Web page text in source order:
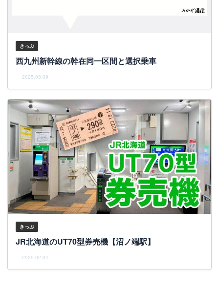
きっぷ
西九州新幹線の幹在同一区間と選択乗車
2025.03.09
きっぷ
JR北海道のUT70型券売機【沼ノ端駅】
2025.02.04